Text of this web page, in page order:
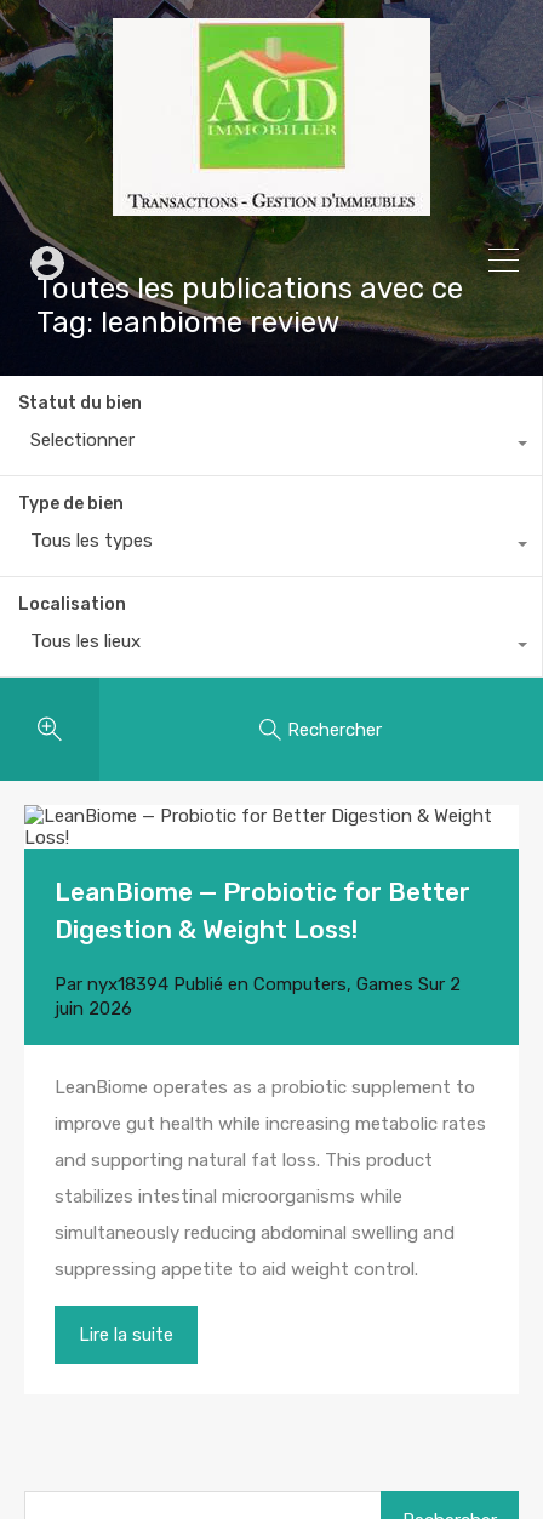
Toutes les publications avec ce
Tag: leanbiome review
Statut du bien
Selectionner
Type de bien
Tous les types
Localisation
Tous les lieux
Rechercher
LeanBiome — Probiotic for Better
Digestion & Weight Loss!
Par nyx18394 Publié en Computers, Games Sur 2
juin 2026
LeanBiome operates as a probiotic supplement to
improve gut health while increasing metabolic rates
and supporting natural fat loss. This product
stabilizes intestinal microorganisms while
simultaneously reducing abdominal swelling and
suppressing appetite to aid weight control.
Lire la suite